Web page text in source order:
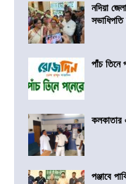
নদিয়া
সভাধিপতি
পাঁচ তিনে
কলকাতার
পঞ্জাবে